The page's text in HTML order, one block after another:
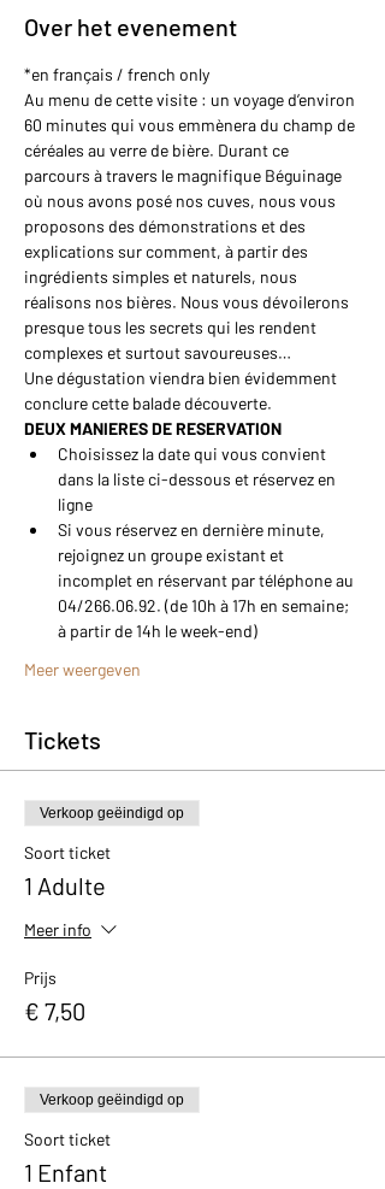
Over het evenement
*en français / french only
Au menu de cette visite : un voyage d’environ
60 minutes qui vous emmènera du champ de
céréales au verre de bière. Durant ce
parcours à travers le magnifique Béguinage
où nous avons posé nos cuves, nous vous
proposons des démonstrations et des
explications sur comment, à partir des
ingrédients simples et naturels, nous
réalisons nos bières. Nous vous dévoilerons
presque tous les secrets qui les rendent
complexes et surtout savoureuses…
Une dégustation viendra bien évidemment
conclure cette balade découverte.
DEUX MANIERES DE RESERVATION
Choisissez la date qui vous convient
dans la liste ci-dessous et réservez en
ligne
Si vous réservez en dernière minute,
rejoignez un groupe existant et
incomplet en réservant par téléphone au
04/266.06.92. (de 10h à 17h en semaine;
à partir de 14h le week-end)
Meer weergeven
Tickets
Verkoop geëindigd op
Soort ticket
1 Adulte
Meer info
Prijs
€ 7,50
Verkoop geëindigd op
Soort ticket
1 Enfant